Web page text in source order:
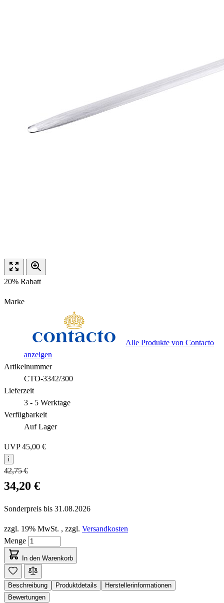
20% Rabatt
Marke
Alle Produkte von Contacto
anzeigen
Artikelnummer
CTO-3342/300
Lieferzeit
3 - 5 Werktage
Verfügbarkeit
Auf Lager
UVP45,00 €
i
42,75 €
34,20 €
Sonderpreis bis 31.08.2026
zzgl. 19% MwSt. , zzgl. Versandkosten
Menge
In den Warenkorb
Beschreibung Produktdetails
Herstellerinformationen
Bewertungen